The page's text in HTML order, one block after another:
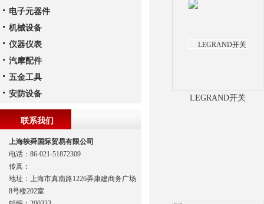
LEGRAND开关
电子元器件
机械设备
仪器仪表
汽摩配件
五金工具
安防设备
联系我们
上海轶舜国际贸易有限公司
电话：86-021-51872309
传真：
地址：上海市真南路1226弄康建商务广场
8号楼202室